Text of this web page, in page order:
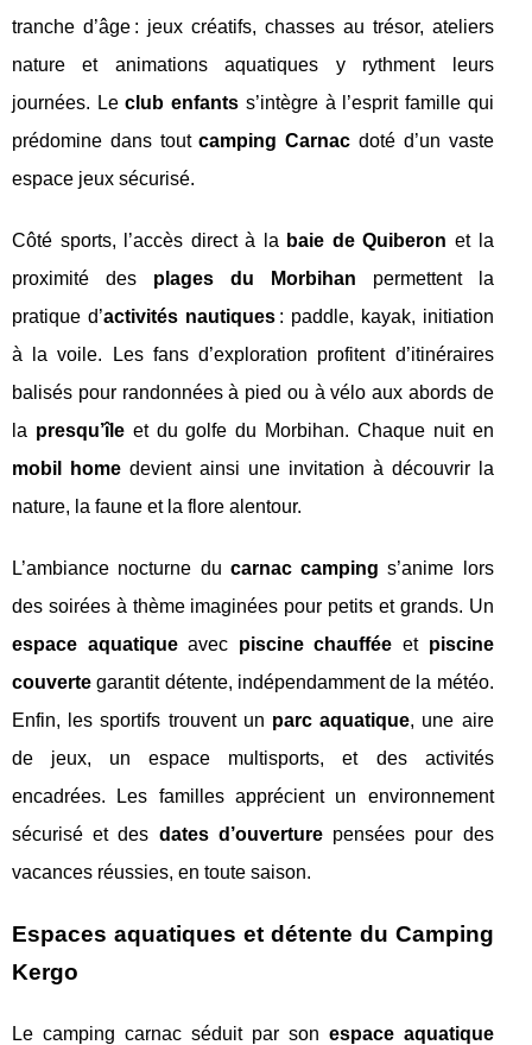
tranche d’âge : jeux créatifs, chasses au trésor, ateliers
nature et animations aquatiques y rythment leurs
journées. Leclub enfants s’intègre à l’esprit famille qui
prédomine dans toutcamping Carnac doté d’un vaste
espace jeux sécurisé.
Côté sports, l’accès direct à la baie de Quiberon et la
proximité des plages du Morbihan permettent la
pratique d’activités nautiques: paddle, kayak, initiation
à la voile. Les fans d’exploration profitent d’itinéraires
balisés pour randonnées à pied ou à vélo aux abords de
la presqu’îleet du golfe du Morbihan. Chaque nuit en
mobil homedevient ainsi une invitation à découvrir la
nature, la faune et la flore alentour.
L’ambiance nocturne du carnac camping s’anime lors
des soirées à thème imaginées pour petits et grands. Un
espace aquatiqueavec piscine chauffée et piscine
couverte garantit détente, indépendamment de la météo.
Enfin, les sportifs trouvent un parc aquatique, une aire
de jeux, un espace multisports, et des activités
encadrées. Les familles apprécient un environnement
sécurisé et des dates d’ouverturepensées pour des
vacances réussies, en toute saison.
Espaces aquatiques et détente du Camping
Kergo
Le camping carnac séduit par son espace aquatique